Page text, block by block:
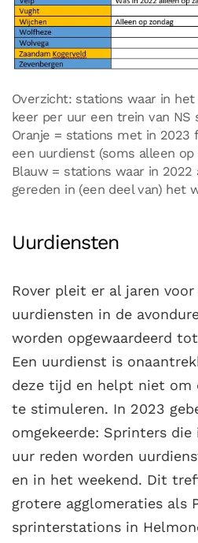
Overzicht: stations waar in
keer per uur een trein van NS
Oranje = stations met in 2023
een uurdienst (soms alleen op
Blauw = stations waar in
gereden in (een deel van) het
Uurdiensten
Rover pleit er al jaren
uurdiensten in de
worden opgewaardeerd
Een uurdienst is
deze tijd en helpt niet
te stimuleren. In 2023
omgekeerde: Sprinters
uur reden worden
en in het weekend. Dit
grotere agglomeraties als
sprinterstations in